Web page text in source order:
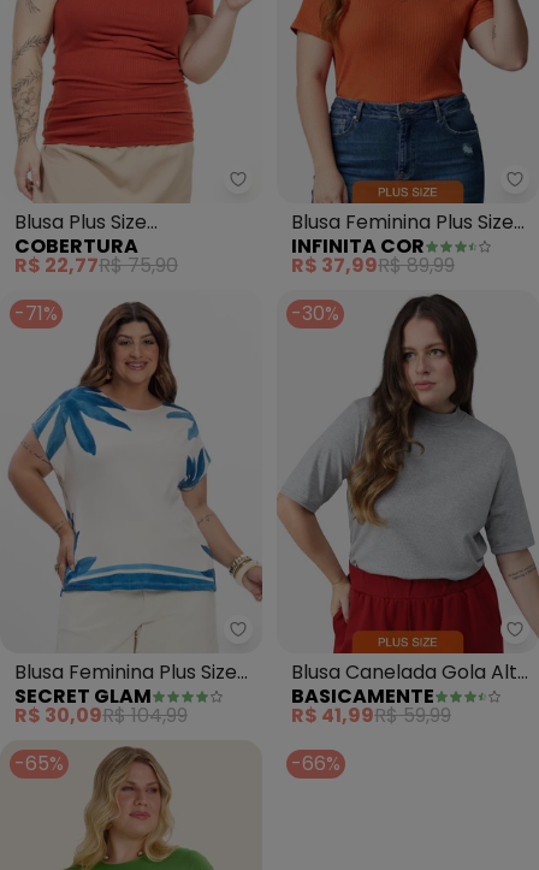
Cobertura - Blusa Plus Size
Blusa Plus Size
(Terracota)
COBERTURA
R$ 22,77R$ 75,90
Blusa Feminina Plus Size
da (Laranja)
INFINITA COR
R$ 37,99R$ 89,99
-71%
Secret Glam - Blusa Feminina
Blusa Feminina Plus Size
(Azul)
SECRET GLAM
R$ 30,09R$ 104,99
-30%
Blusa Canelada Gola Alta
Plus (Mescla Claro)
BASICAMENTE
R$ 41,99R$ 59,99
-65%
-66%